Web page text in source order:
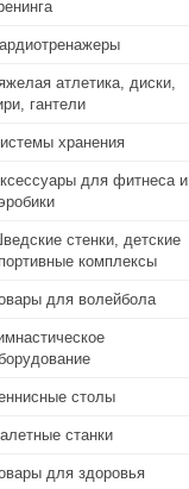
атлетика, диски,
гантели
хранения
для фитнеса и
стенки, детские
комплексы
для волейбола
столы
станки
для здоровья